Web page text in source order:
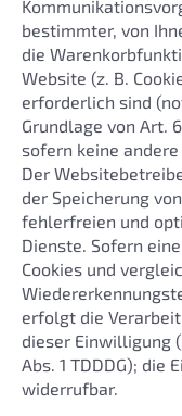
bestimmter, von
die
Website (z. B.
erforderlich sind
Grundlage von Art.
sofern keine
Der
der Speicherung
fehlerfreien und
Dienste. Sofern
Cookies und
erfolgt die
dieser Einwilligung
Abs. 1 TDDDG);
widerrufbar.